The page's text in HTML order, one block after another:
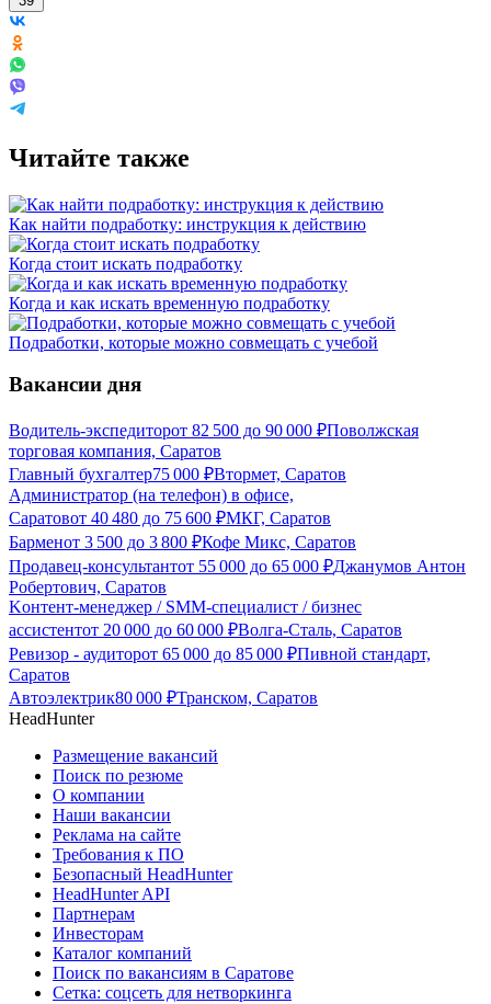
Читайте также
Как найти подработку: инструкция к действию
Когда стоит искать подработку
Когда и как искать временную подработку
Подработки, которые можно совмещать с учебой
Вакансии дня
Водитель-экспедиторот 82 500 до 90 000 ₽Поволжская
торговая компания, Саратов
Главный бухгалтер75 000 ₽Втормет, Саратов
Администратор (на телефон) в офисе,
Саратовот 40 480 до 75 600 ₽МКГ, Саратов
Барменот 3 500 до 3 800 ₽Кофе Микс, Саратов
Продавец-консультантот 55 000 до 65 000 ₽Джанумов Антон
Робертович, Саратов
Kонтент-менeджeр / SMМ-специалиcт / бизнес
ассистентот 20 000 до 60 000 ₽Волга-Сталь, Саратов
Ревизор - аудиторот 65 000 до 85 000 ₽Пивной стандарт,
Саратов
Автоэлектрик80 000 ₽Транском, Саратов
HeadHunter
Размещение вакансий
Поиск по резюме
О компании
Наши вакансии
Реклама на сайте
Требования к ПО
Безопасный HeadHunter
HeadHunter API
Партнерам
Инвесторам
Каталог компаний
Поиск по вакансиям в Саратове
Сетка: соцсеть для нетворкинга